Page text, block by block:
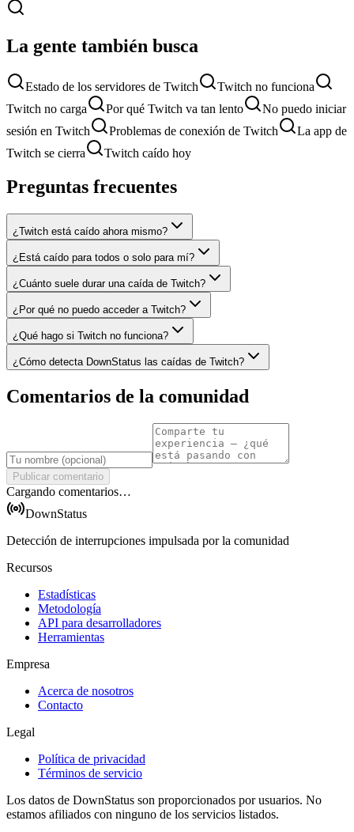
La gente también busca
Estado de los servidores de Twitch
Twitch no funciona
Twitch no carga
Por qué Twitch va tan lento
No puedo iniciar
sesión en Twitch
Problemas de conexión de Twitch
La app de
Twitch se cierra
Twitch caído hoy
Preguntas frecuentes
¿Twitch está caído ahora mismo?
¿Está caído para todos o solo para mí?
¿Cuánto suele durar una caída de Twitch?
¿Por qué no puedo acceder a Twitch?
¿Qué hago si Twitch no funciona?
¿Cómo detecta DownStatus las caídas de Twitch?
Comentarios de la comunidad
Publicar comentario
Cargando comentarios…
DownStatus
Detección de interrupciones impulsada por la comunidad
Recursos
Estadísticas
Metodología
API para desarrolladores
Herramientas
Empresa
Acerca de nosotros
Contacto
Legal
Política de privacidad
Términos de servicio
Los datos de DownStatus son proporcionados por usuarios. No
estamos afiliados con ninguno de los servicios listados.